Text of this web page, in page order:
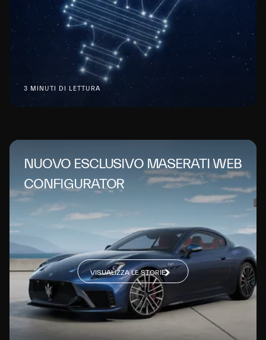
3 MINUTI DI LETTURA
NUOVO ESCLUSIVO MASERATI WEB
CONFIGURATOR
VISUALIZZA LE STORIE